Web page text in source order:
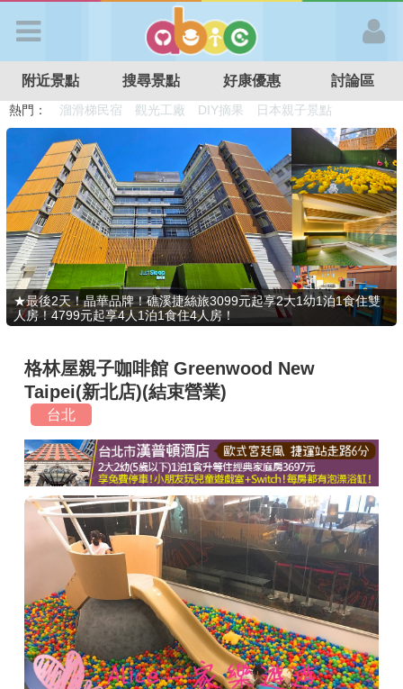
APP登入
首 頁
搜尋景點
好康優惠
最新消息
最新留言
商家合作
推薦景點
討論區
聯絡我們
APP下載
附近景點 搜尋景點 好康優惠 討論區
熱門： 溜滑梯民宿 觀光工廠 DIY摘果
日本親子景點
特色遊戲場
親子住房優惠 台北親子餐廳 溫泉泡湯SPA
★最後2天！晶華品牌！礁溪捷絲旅3099元起享2大1幼1泊1食住雙
人房！4799元起享4人1泊1食住4人房！
格林屋親子咖啡館 Greenwood New
Taipei(新北店)(結束營業)
台北